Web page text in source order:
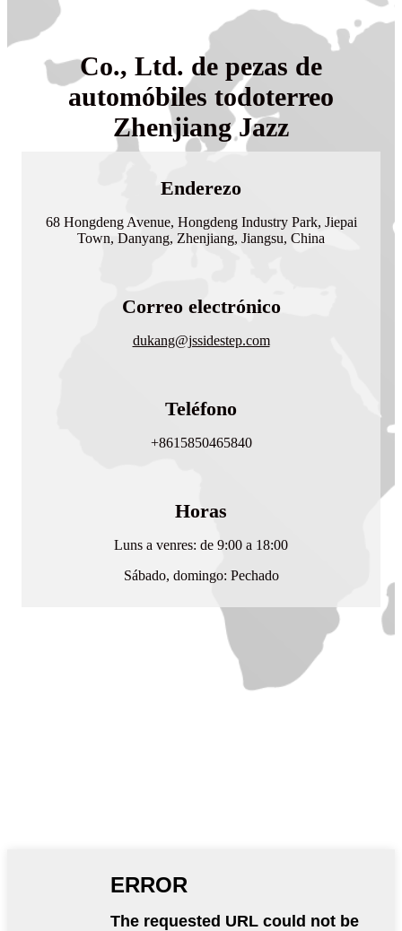
Co., Ltd. de pezas de
automóbiles todoterreo
Zhenjiang Jazz
Enderezo
68 Hongdeng Avenue, Hongdeng Industry Park, Jiepai
Town, Danyang, Zhenjiang, Jiangsu, China
Correo electrónico
dukang@jssidestep.com
Teléfono
+8615850465840
Horas
Luns a venres: de 9:00 a 18:00
Sábado, domingo: Pechado